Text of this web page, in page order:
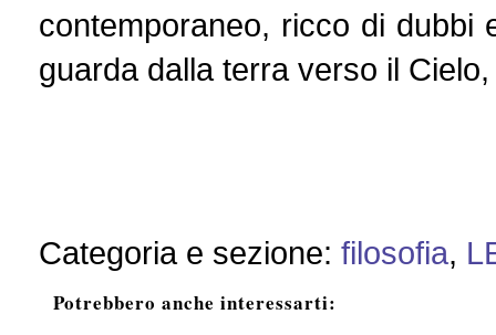
contemporaneo, ricco di dubbi
guarda dalla terra verso il
Categoria e sezione: filosofia,
Potrebbero anche interessarti: